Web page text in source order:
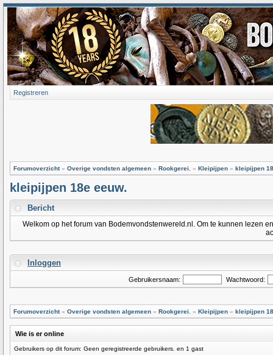
Registreren
Forumoverzicht» Overige vondsten algemeen » Rookgerei. » Kleipijpen » kleipijpen
kleipijpen 18e eeuw.
Bericht
Welkom op het forum van Bodemvondstenwereld.nl. Om te kunnen lezen
Inloggen
Gebruikersnaam: Wachtwoord:
Forumoverzicht» Overige vondsten algemeen » Rookgerei. » Kleipijpen » kleipijpen
Wie is er online
Gebruikers op dit forum: Geen geregistreerde gebruikers. en 1 gast